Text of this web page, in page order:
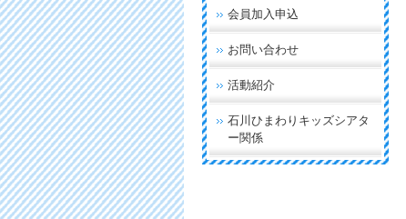
会員加入申込
お問い合わせ
活動紹介
石川ひまわりキッズシアタ
ー関係